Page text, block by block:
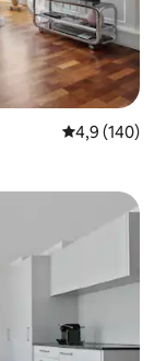
Nilai rata-rata
4,9 (140)